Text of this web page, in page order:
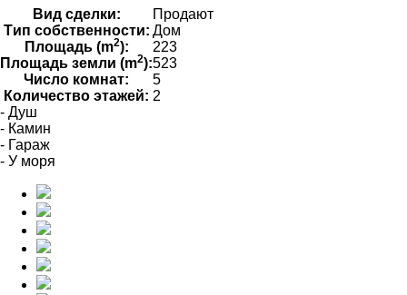
Вид сделки:
Продают
Tип собственности: Дом
Площадь (m2):
223
Площадь земли (m2):523
Число комнат:
5
Количество этажей: 2
- Душ
- Камин
- Гараж
- У моря